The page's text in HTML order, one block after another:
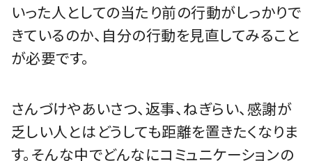
いった人としての当たり前の行動がしっかりで
きているのか、自分の行動を見直してみること
が必要です。
さんづけやあいさつ、返事、ねぎらい、感謝が
乏しい人とはどうしても距離を置きたくなりま
す。そんな中でどんなにコミュニケーションの